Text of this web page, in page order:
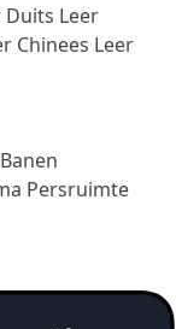
Duits Leer
Chinees Leer
Banen
Persruimte